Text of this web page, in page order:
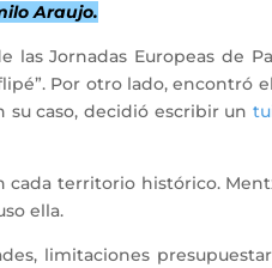
Araujo.
las Jornadas Europeas de
Por otro lado, encontró
su caso, decidió escribir un
cada territorio histórico.
ella.
limitaciones